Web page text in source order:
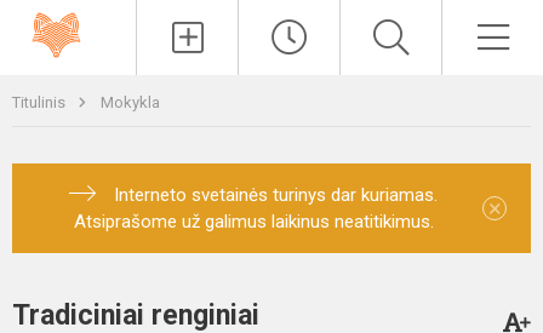
Titulinis Mokykla
Interneto svetainės turinys dar kuriamas.
Atsiprašome už galimus laikinus neatitikimus.
×
Tradiciniai renginiai